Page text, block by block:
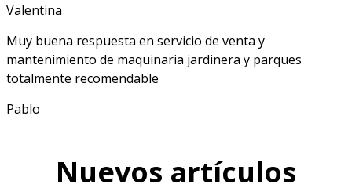
Valentina
Muy buena respuesta en servicio de venta y
mantenimiento de maquinaria jardinera y parques
totalmente recomendable
Pablo
Nuevos artículos